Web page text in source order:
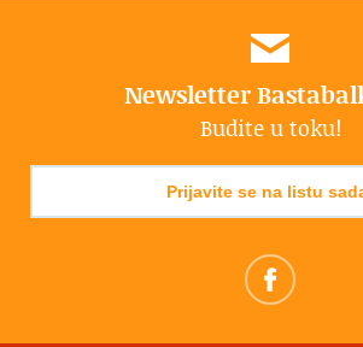
Newsletter
Budite u toku!
Prijavite se na listu